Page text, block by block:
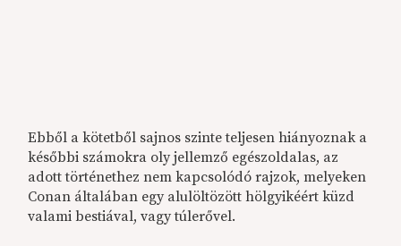
Ebből a kötetből sajnos szinte teljesen hiányoznak a
későbbi számokra oly jellemző egészoldalas, az
adott történethez nem kapcsolódó rajzok, melyeken
Conan általában egy alulöltözött hölgyikéért küzd
valami bestiával, vagy túlerővel.